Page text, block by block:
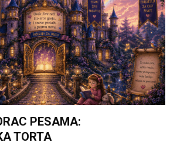
PESAMA:
TORTA